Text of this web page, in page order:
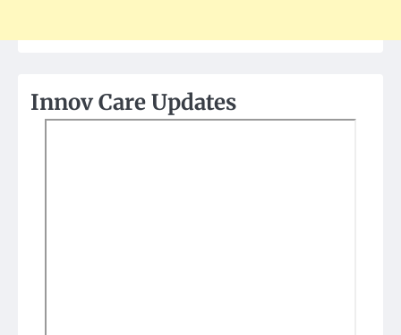
Innov Care Updates